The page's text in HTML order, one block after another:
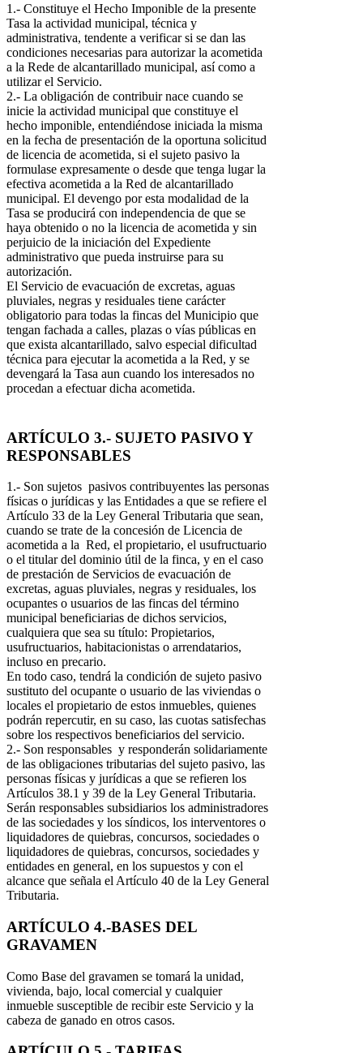
1.- Constituye el Hecho Imponible de la presente
Tasa la actividad municipal, técnica y
administrativa, tendente a verificar si se dan las
condiciones necesarias para autorizar la acometida
a la Rede de alcantarillado municipal, así como a
utilizar el Servicio.
2.- La obligación de contribuir nace cuando se
inicie la actividad municipal que constituye el
hecho imponible, entendiéndose iniciada la misma
en la fecha de presentación de la oportuna solicitud
de licencia de acometida, si el sujeto pasivo la
formulase expresamente o desde que tenga lugar la
efectiva acometida a la Red de alcantarillado
municipal. El devengo por esta modalidad de la
Tasa se producirá con independencia de que se
haya obtenido o no la licencia de acometida y sin
perjuicio de la iniciación del Expediente
administrativo que pueda instruirse para su
autorización.
El Servicio de evacuación de excretas, aguas
pluviales, negras y residuales tiene carácter
obligatorio para todas la fincas del Municipio que
tengan fachada a calles, plazas o vías públicas en
que exista alcantarillado, salvo especial dificultad
técnica para ejecutar la acometida a la Red, y se
devengará la Tasa aun cuando los interesados no
procedan a efectuar dicha acometida.
ARTÍCULO 3.- SUJETO PASIVO Y
RESPONSABLES
1.- Son sujetos pasivos contribuyentes las personas
físicas o jurídicas y las Entidades a que se refiere el
Artículo 33 de la Ley General Tributaria que sean,
cuando se trate de la concesión de Licencia de
acometida a la Red, el propietario, el usufructuario
o el titular del dominio útil de la finca, y en el caso
de prestación de Servicios de evacuación de
excretas, aguas pluviales, negras y residuales, los
ocupantes o usuarios de las fincas del término
municipal beneficiarias de dichos servicios,
cualquiera que sea su título: Propietarios,
usufructuarios, habitacionistas o arrendatarios,
incluso en precario.
En todo caso, tendrá la condición de sujeto pasivo
sustituto del ocupante o usuario de las viviendas o
locales el propietario de estos inmuebles, quienes
podrán repercutir, en su caso, las cuotas satisfechas
sobre los respectivos beneficiarios del servicio.
2.- Son responsables y responderán solidariamente
de las obligaciones tributarias del sujeto pasivo, las
personas físicas y jurídicas a que se refieren los
Artículos 38.1 y 39 de la Ley General Tributaria.
Serán responsables subsidiarios los administradores
de las sociedades y los síndicos, los interventores o
liquidadores de quiebras, concursos, sociedades o
liquidadores de quiebras, concursos, sociedades y
entidades en general, en los supuestos y con el
alcance que señala el Artículo 40 de la Ley General
Tributaria.
ARTÍCULO 4.-BASES DEL
GRAVAMEN
Como Base del gravamen se tomará la unidad,
vivienda, bajo, local comercial y cualquier
inmueble susceptible de recibir este Servicio y la
cabeza de ganado en otros casos.